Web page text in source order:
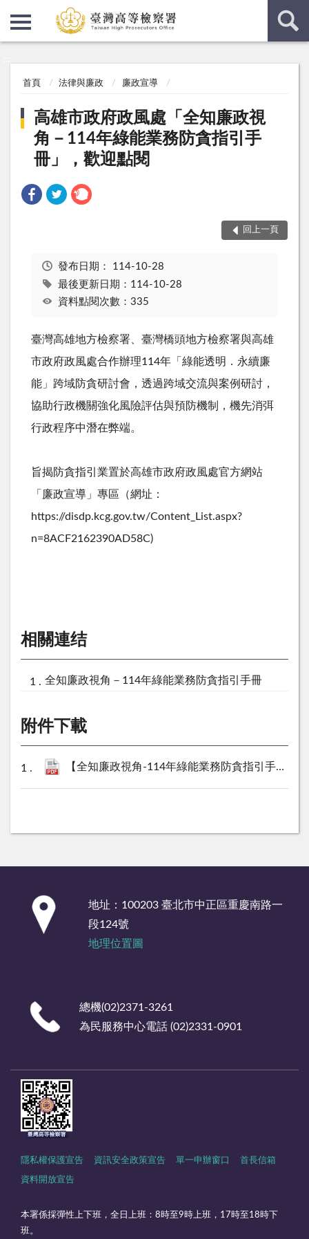
首頁 法律與廉政 廉政宣導
高雄市政府政風處「全知廉政視
角－114年綠能業務防貪指引手
冊」，歡迎點閱
回上一頁
發布日期： 114-10-28
最後更新日期：114-10-28
資料點閱次數：335
臺灣高雄地方檢察署、臺灣橋頭地方檢察署與高雄
市政府政風處合作辦理114年「綠能透明．永續廉
能」跨域防貪研討會，透過跨域交流與案例研討，
協助行政機關強化風險評估與預防機制，機先消弭
行政程序中潛在弊端。
旨揭防貪指引業置於高雄市政府政風處官方網站
「廉政宣導」專區（網址：
https://disdp.kcg.gov.tw/Content_List.aspx?
n=8ACF2162390AD58C)
相關連结
全知廉政視角－114年綠能業務防貪指引手冊
附件下載
【全知廉政視角-114年綠能業務防貪指引手冊】.pdf
地址：100203 臺北市中正區重慶南路一
段124號
地理位置圖
總機(02)2371-3261
為民服務中心電話 (02)2331-0901
隱私權保護宣告 資訊安全政策宣告 單一申辦窗口 首長信箱
資料開放宣告
本署係採彈性上下班，全日上班：8時至9時上班，17時至18時下
班。